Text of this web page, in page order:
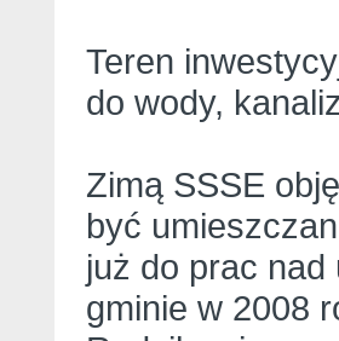
Teren
do wody,
Zimą SSSE
być
już do prac nad
gminie w 2008